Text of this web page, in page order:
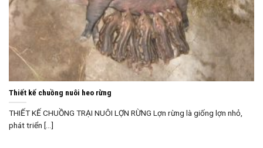
Thiết kế chuồng nuôi heo rừng
THIẾT KẾ CHUỒNG TRẠI NUÔI LỢN RỪNG Lợn rừng là giống lợn nhỏ,
phát triển [...]